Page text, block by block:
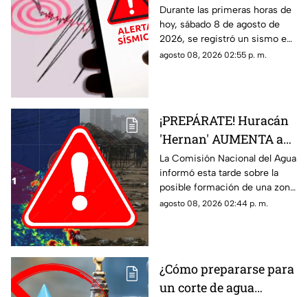
HOY, sábado 8 de
agosto de 2026: ¿Dónde
fue el epicentro del
temblor de este día?
Durante las primeras horas de
hoy, sábado 8 de agosto de
2026, se registró un sismo en
México. Te decimos en donde
agosto 08, 2026 02:55 p. m.
¡PREPÁRATE! Huracán
'Hernan' AUMENTA a
70% su probabilidad de
desarrollo y esta es la
ubicación exacta del
potencial ciclón
La Comisión Nacional del Agua
informó esta tarde sobre la
posible formación de una zona
de baja presión con potencial
agosto 08, 2026 02:44 p. m.
¿Cómo prepararse para
un corte de agua